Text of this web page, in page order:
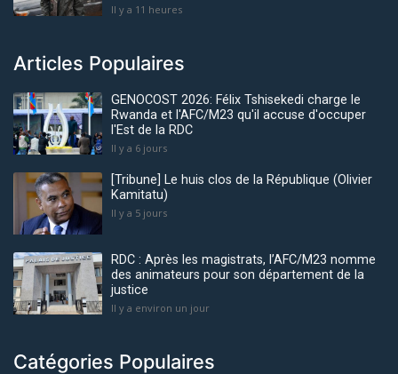
Il y a 11 heures
Articles Populaires
GENOCOST 2026: Félix Tshisekedi charge le
Rwanda et l'AFC/M23 qu'il accuse d'occuper
l'Est de la RDC
Il y a 6 jours
[Tribune] Le huis clos de la République (Olivier
Kamitatu)
Il y a 5 jours
RDC : Après les magistrats, l’AFC/M23 nomme
des animateurs pour son département de la
justice
Il y a environ un jour
Catégories Populaires